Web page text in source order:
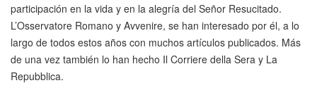
participación en la vida y en la alegría del Señor Resucitado.
L’Osservatore Romano y Avvenire, se han interesado por él, a lo
largo de todos estos años con muchos artículos publicados. Más
de una vez también lo han hecho Il Corriere della Sera y La
Repubblica.